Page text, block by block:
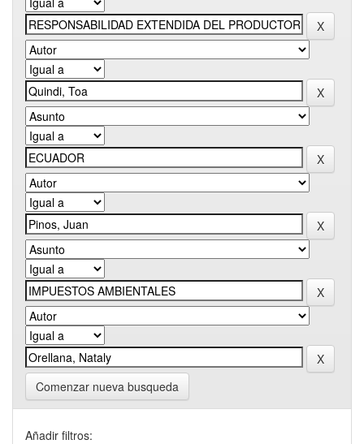
Comenzar nueva busqueda
Añadir filtros: